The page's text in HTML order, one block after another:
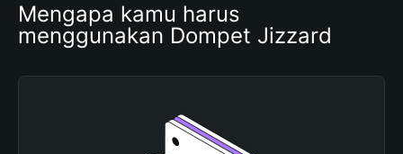
Mengapa kamu harus
menggunakan Dompet Jizzard